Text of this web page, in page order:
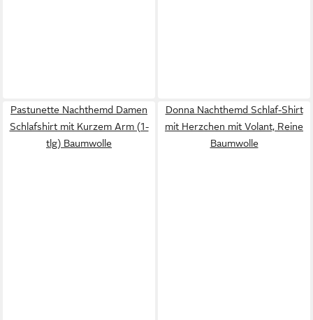
Pastunette Nachthemd Damen
Schlafshirt mit Kurzem Arm (1-
tlg) Baumwolle
Donna Nachthemd Schlaf-Shirt
mit Herzchen mit Volant, Reine
Baumwolle